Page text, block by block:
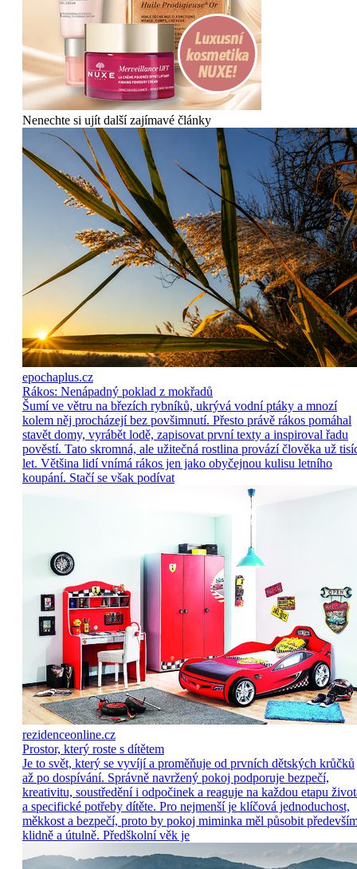
Nenechte si ujít další zajímavé články
epochaplus.cz
Rákos: Nenápadný poklad z mokřadů
Šumí ve větru na březích rybníků, ukrývá vodní ptáky a mnozí
kolem něj procházejí bez povšimnutí. Přesto právě rákos pomáhal
stavět domy, vyrábět lodě, zapisovat první texty a inspiroval řadu
pověstí. Tato skromná, ale užitečná rostlina provází člověka už
let. Většina lidí vnímá rákos jen jako obyčejnou kulisu letního
koupání. Stačí se však podívat
rezidenceonline.cz
Prostor, který roste s dítětem
Je to svět, který se vyvíjí a proměňuje od prvních dětských krůčků
až po dospívání. Správně navržený pokoj podporuje bezpečí,
kreativitu, soustředění i odpočinek a reaguje na každou etapu
a specifické potřeby dítěte. Pro nejmenší je klíčová jednoduchost,
měkkost a bezpečí, proto by pokoj miminka měl působit
klidně a útulně. Předškolní věk je